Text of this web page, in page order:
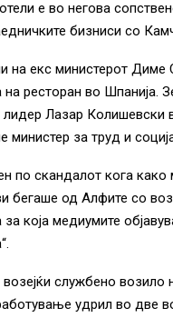
е во негова
бизниси со
на екс министерот Диме
ресторан во Шпанија.
лидер Лазар Колишевски
министер за труд и
по скандалот кога како
бегаше од Алфите со
која медиумите
службено возило
удрил во две